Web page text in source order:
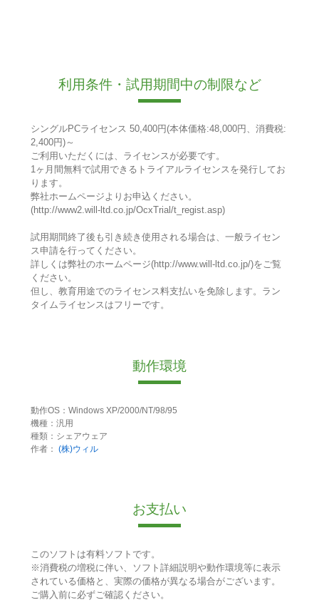
利用条件・試用期間中の制限など
シングルPCライセンス 50,400円(本体価格:48,000円、消費税:
2,400円)～
ご利用いただくには、ライセンスが必要です。
1ヶ月間無料で試用できるトライアルライセンスを発行してお
ります。
弊社ホームページよりお申込ください。
(http://www2.will-ltd.co.jp/OcxTrial/t_regist.asp)
試用期間終了後も引き続き使用される場合は、一般ライセン
ス申請を行ってください。
詳しくは弊社のホームページ(http://www.will-ltd.co.jp/)をご覧
ください。
但し、教育用途でのライセンス料支払いを免除します。ラン
タイムライセンスはフリーです。
動作環境
動作OS：Windows XP/2000/NT/98/95
機種：汎用
種類：シェアウェア
作者： (株)ウィル
お支払い
このソフトは有料ソフトです。
※消費税の増税に伴い、ソフト詳細説明や動作環境等に表示
されている価格と、実際の価格が異なる場合がございます。
ご購入前に必ずご確認ください。